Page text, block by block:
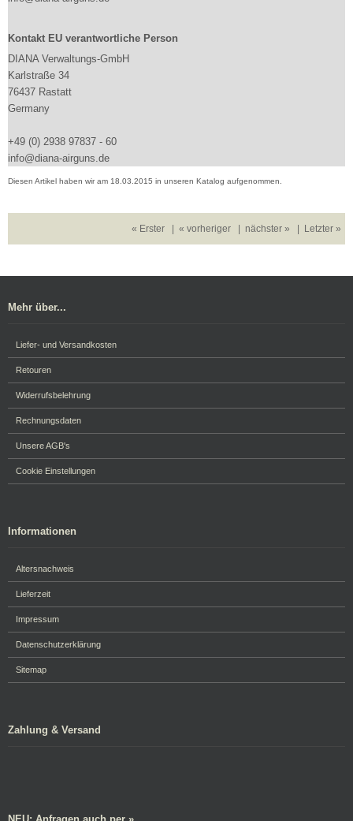
Kontakt EU verantwortliche Person
DIANA Verwaltungs-GmbH
Karlstraße 34
76437 Rastatt
Germany
+49 (0) 2938 97837 - 60
info@diana-airguns.de
Diesen Artikel haben wir am 18.03.2015 in unseren Katalog aufgenommen.
« Erster | « vorheriger | nächster » | Letzter »
Mehr über...
Liefer- und Versandkosten
Retouren
Widerrufsbelehrung
Rechnungsdaten
Unsere AGB's
Cookie Einstellungen
Informationen
Altersnachweis
Lieferzeit
Impressum
Datenschutzerklärung
Sitemap
Zahlung & Versand
NEU: Anfragen auch per »